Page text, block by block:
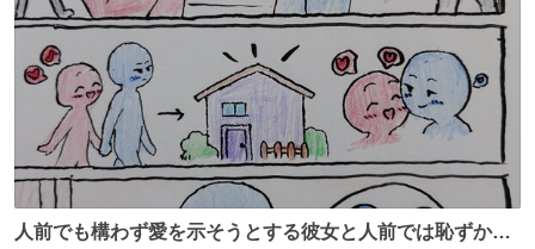
人前でも構わず愛を示そうとする彼女と人前では恥ずかし